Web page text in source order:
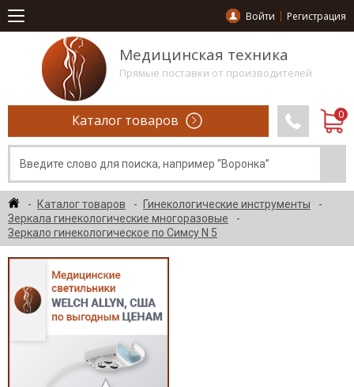
Войти Регистрация
Медицинская техника
Прямые поставки от производителей
Каталог товаров
Каталог товаров
Гинекологические инструменты
Зеркала гинекологические многоразовые
Зеркало гинекологическое по Симсу N 5